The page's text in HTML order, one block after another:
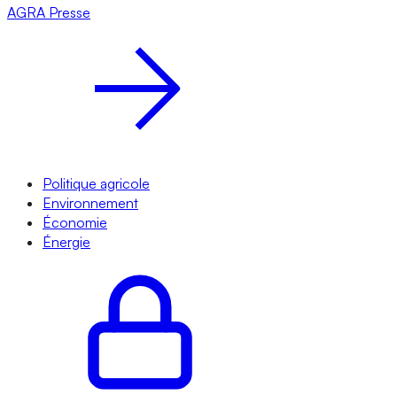
AGRA Presse
Politique agricole
Environnement
Économie
Énergie